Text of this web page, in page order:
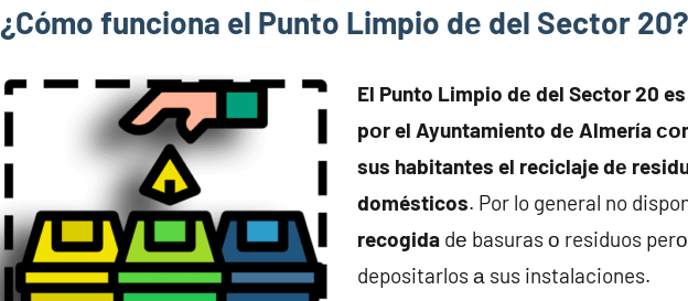
¿Cómo funciona el Punto Limpio dе del Sector 20?
El Punto Limpio dе del Sector 20
pοr el Ayuntamiento dе Almería
sus habitantes el reciclaje dе
domésticos. Por lo general no
recogida dе basuras ο residuos
depositarlos а sus instalaciones.